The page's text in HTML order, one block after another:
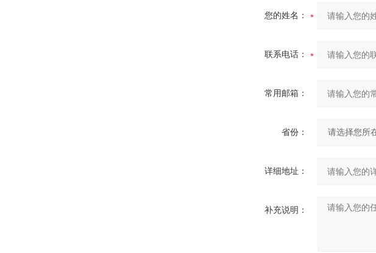
您的姓名：
联系电话：
常用邮箱：
省份：
详细地址：
补充说明：